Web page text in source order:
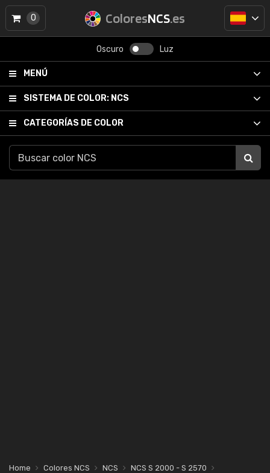
ColoresNCS.es
Oscuro Luz
MENÚ
SISTEMA DE COLOR: NCS
CATEGORÍAS DE COLOR
0
Home Colores NCS NCS
NCS S 2000 - S 2570